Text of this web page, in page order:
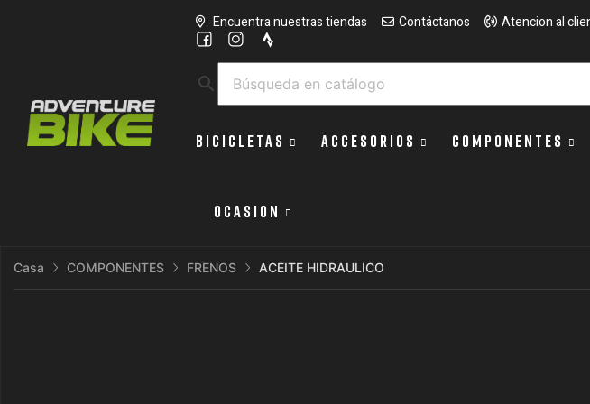
Encuentra nuestras tiendas Contáctanos Atencion al
search
BICICLETAS ACCESORIOS COMPONENTES
OCASION
Casa COMPONENTES FRENOS ACEITE HIDRAULICO